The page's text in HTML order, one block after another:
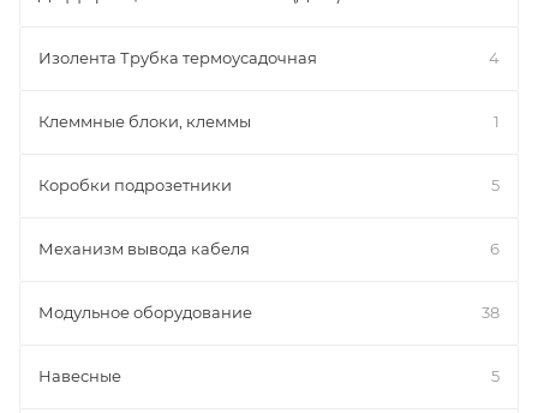
Изолента Трубка термоусадочная 4
Клеммные блоки, клеммы 1
Коробки подрозетники 5
Механизм вывода кабеля 6
Модульное оборудование 38
Навесные 5